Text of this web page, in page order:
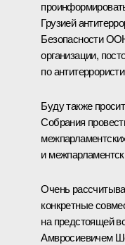
Грузией
Безопасности
организации,
по
Буду также
Собрания
и
Очень
конкретные
на предстоящей
Амвросиевичем